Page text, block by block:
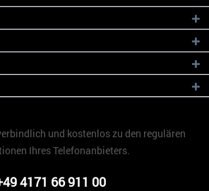
und kostenlos zu den regulären
Ihres Telefonanbieters.
4171 66 911 00